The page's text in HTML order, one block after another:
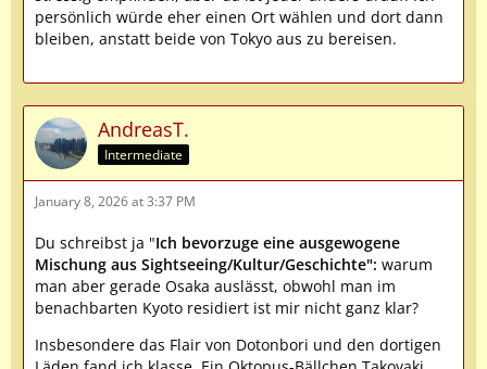
persönlich würde eher einen Ort wählen und dort dann
bleiben, anstatt beide von Tokyo aus zu bereisen.
AndreasT.
Intermediate
January 8, 2026 at 3:37 PM
Du schreibst ja "Ich bevorzuge eine ausgewogene
Mischung aus Sightseeing/Kultur/Geschichte": warum
man aber gerade Osaka auslässt, obwohl man im
benachbarten Kyoto residiert ist mir nicht ganz klar?
Insbesondere das Flair von Dotonbori und den dortigen